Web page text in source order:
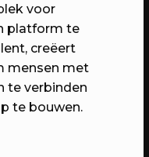
voor
platform te
creëert
mensen met
te verbinden
te bouwen.